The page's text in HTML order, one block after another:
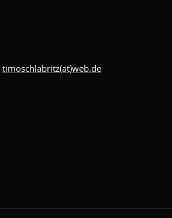
timoschlabritz(at)web.de